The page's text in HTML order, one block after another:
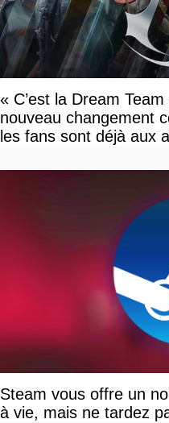
« C’est la Dream
nouveau changement
les fans sont déjà aux
Steam vous offre un
à vie, mais ne tardez